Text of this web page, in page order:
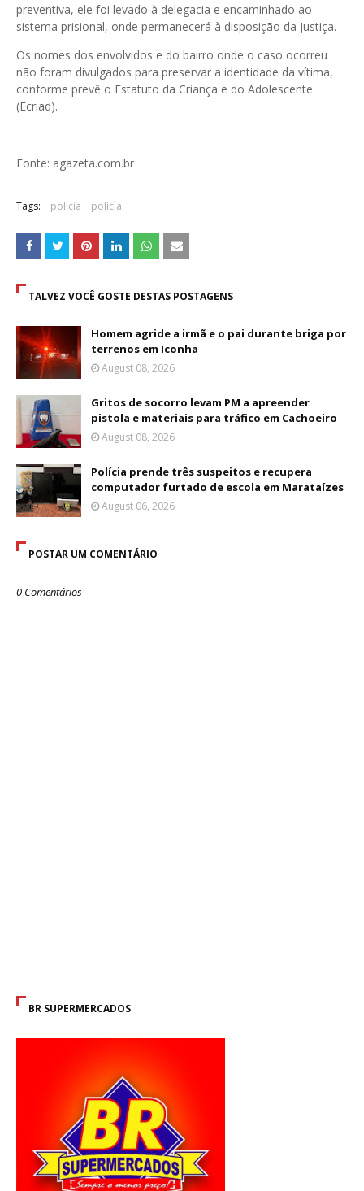
preventiva, ele foi levado à delegacia e encaminhado ao
sistema prisional, onde permanecerá à disposição da Justiça.
Os nomes dos envolvidos e do bairro onde o caso ocorreu
não foram divulgados para preservar a identidade da vítima,
conforme prevê o Estatuto da Criança e do Adolescente
(Ecriad).
Fonte: agazeta.com.br
Tags: policia polícia
TALVEZ VOCÊ GOSTE DESTAS POSTAGENS
Homem agride a irmã e o pai durante briga por
terrenos em Iconha
August 08, 2026
Gritos de socorro levam PM a apreender
pistola e materiais para tráfico em Cachoeiro
August 08, 2026
Polícia prende três suspeitos e recupera
computador furtado de escola em Marataízes
August 06, 2026
POSTAR UM COMENTÁRIO
0 Comentários
BR SUPERMERCADOS